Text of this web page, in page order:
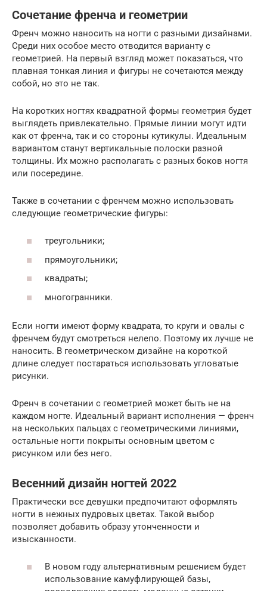
Сочетание френча и геометрии
Френч можно наносить на ногти с разными дизайнами.
Среди них особое место отводится варианту с
геометрией. На первый взгляд может показаться, что
плавная тонкая линия и фигуры не сочетаются между
собой, но это не так.
На коротких ногтях квадратной формы геометрия будет
выглядеть привлекательно. Прямые линии могут идти
как от френча, так и со стороны кутикулы. Идеальным
вариантом станут вертикальные полоски разной
толщины. Их можно располагать с разных боков ногтя
или посередине.
Также в сочетании с френчем можно использовать
следующие геометрические фигуры:
треугольники;
прямоугольники;
квадраты;
многогранники.
Если ногти имеют форму квадрата, то круги и овалы с
френчем будут смотреться нелепо. Поэтому их лучше не
наносить. В геометрическом дизайне на короткой
длине следует постараться использовать угловатые
рисунки.
Френч в сочетании с геометрией может быть не на
каждом ногте. Идеальный вариант исполнения — френч
на нескольких пальцах с геометрическими линиями,
остальные ногти покрыты основным цветом с
рисунком или без него.
Весенний дизайн ногтей 2022
Практически все девушки предпочитают оформлять
ногти в нежных пудровых цветах. Такой выбор
позволяет добавить образу утонченности и
изысканности.
В новом году альтернативным решением будет
использование камуфлирующей базы,